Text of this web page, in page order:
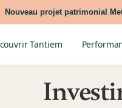
Nouveau projet patrimonial
Tantiem